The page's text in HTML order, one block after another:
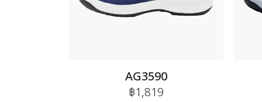
AG3590
฿1,819